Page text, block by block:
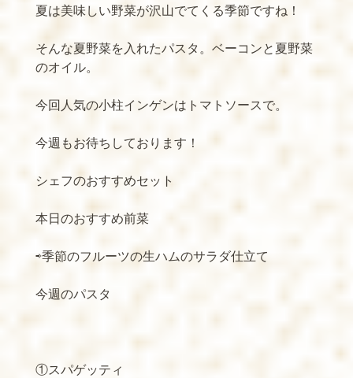
夏は美味しい野菜が沢山でてくる季節ですね！
そんな夏野菜を入れたパスタ。ベーコンと夏野菜
のオイル。
今回人気の小柱インゲンはトマトソースで。
今週もお待ちしております！
シェフのおすすめセット
本日のおすすめ前菜
⇨季節のフルーツの生ハムのサラダ仕立て
今週のパスタ
①スパゲッティ